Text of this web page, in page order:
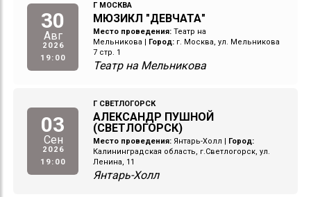
30
Авг
2026
19:00
Г МОСКВА
МЮЗИКЛ "ДЕВЧАТА"
Место проведения: Театр на
Мельникова
Город: г. Москва, ул. Мельникова
7 стр. 1
Театр на Мельникова
03
Сен
2026
19:00
Г СВЕТЛОГОРСК
АЛЕКСАНДР ПУШНОЙ
(СВЕТЛОГОРСК)
Место проведения: Янтарь-Холл
Город:
Калининградская область, г.Светлогорск, ул.
Ленина, 11
Янтарь-Холл